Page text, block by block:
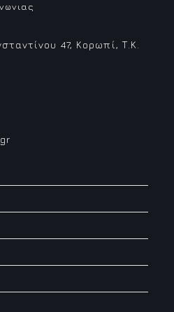
47, Κορωπί, Τ.Κ.
Opens